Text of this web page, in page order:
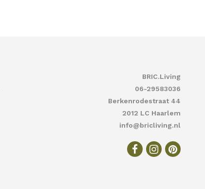
BRIC.Living
06-29583036
Berkenrodestraat 44
2012 LC Haarlem
info@bricliving.nl